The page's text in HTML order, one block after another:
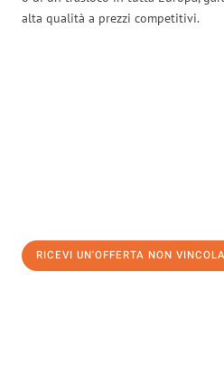
alta qualità a prezzi competitivi.
RICEVI UN'OFFERTA NON